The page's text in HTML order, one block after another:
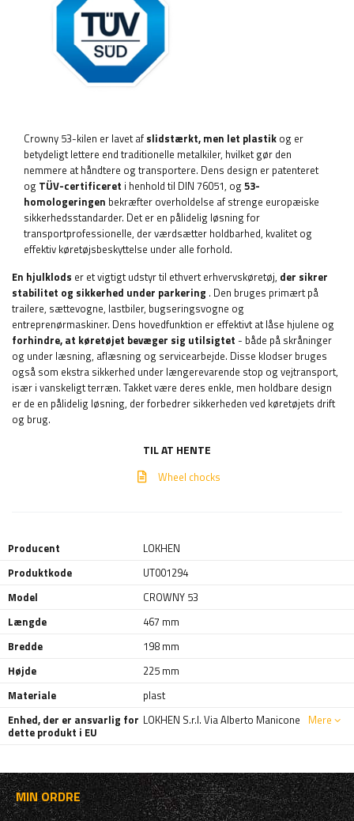
Crowny 53-kilen er lavet af slidstærkt, men let plastik og er
betydeligt lettere end traditionelle metalkiler, hvilket gør den
nemmere at håndtere og transportere. Dens design er patenteret
og TÜV-certificeret i henhold til DIN 76051, og 53-
homologeringen bekræfter overholdelse af strenge europæiske
sikkerhedsstandarder. Det er en pålidelig løsning for
transportprofessionelle, der værdsætter holdbarhed, kvalitet og
effektiv køretøjsbeskyttelse under alle forhold.
En hjulklods er et vigtigt udstyr til ethvert erhvervskøretøj, der sikrer
stabilitet og sikkerhed under parkering . Den bruges primært på
trailere, sættevogne, lastbiler, bugseringsvogne og
entreprenørmaskiner. Dens hovedfunktion er effektivt at låse hjulene og
forhindre, at køretøjet bevæger sig utilsigtet - både på skråninger
og under læsning, aflæsning og servicearbejde. Disse klodser bruges
også som ekstra sikkerhed under længerevarende stop og vejtransport,
især i vanskeligt terræn. Takket være deres enkle, men holdbare design
er de en pålidelig løsning, der forbedrer sikkerheden ved køretøjets drift
og brug.
TIL AT HENTE
Wheel chocks
Producent
LOKHEN
Produktkode
UT001294
Model
CROWNY 53
Længde
467 mm
Bredde
198 mm
Højde
225 mm
Materiale
plast
Enhed, der er ansvarlig for
dette produkt i EU
LOKHEN S.r.l. Via Alberto Manicone Mere
MIN ORDRE